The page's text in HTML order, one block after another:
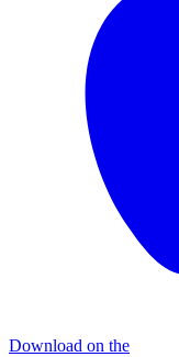
Download on the